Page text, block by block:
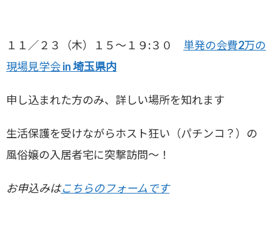
１１／２３（木）１５～１９:３０ 単発の会費2万の
現場見学会 in埼玉県内
申し込まれた方のみ、詳しい場所を知れます
生活保護を受けながらホスト狂い（パチンコ？）の
風俗嬢の入居者宅に突撃訪問～！
お申込みはこちらのフォームです